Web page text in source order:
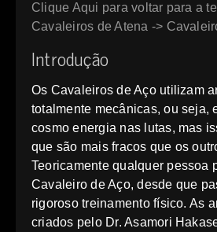
Clique Aqui para voltar para a
Cavaleiros de Atena ->
Introdução
Os Cavaleiros de Aço utilizam
totalmente mecânicas, ou seja,
cosmo energia nas lutas, mas
que são mais fracos que os
Teoricamente qualquer pessoa
Cavaleiro de Aço, desde que
rigoroso treinamento físico. As
criados pelo Dr. Asamori